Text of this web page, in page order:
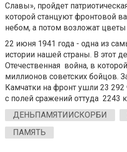
Славы», пройдет
которой станцуют фронтовой
небом, а потом возложат цветы
22 июня 1941 года - одна из
истории нашей страны. В этот
Отечественная война, в
миллионов советских бойцов.
Камчатки на фронт ушли 23
с полей сражений оттуда 2243
ДЕНЬПАМЯТИИСКОРБИ
ПАМЯТЬ